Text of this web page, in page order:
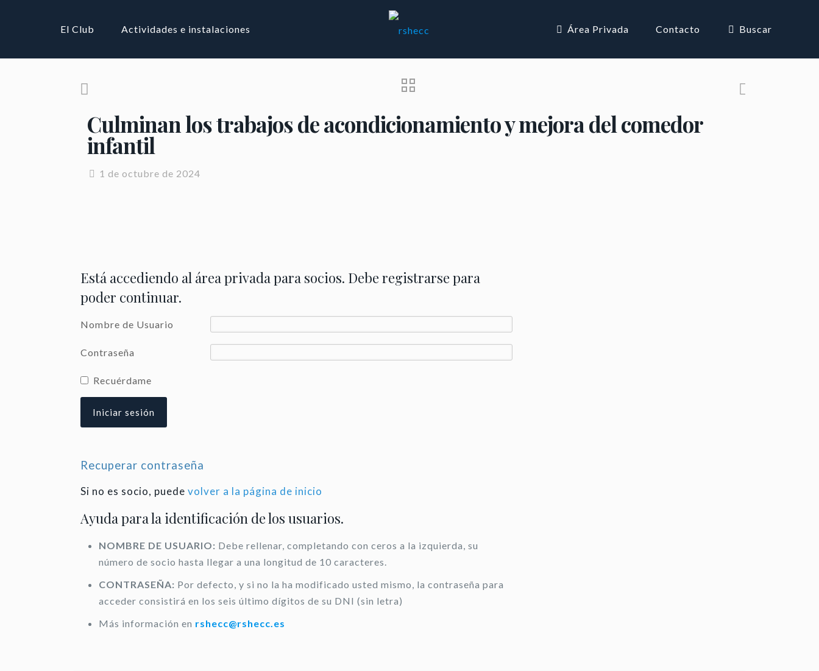
El Club Actividades e instalaciones Área Privada Contacto Buscar
Culminan los trabajos de acondicionamiento y mejora del comedor
infantil
1 de octubre de 2024
Está accediendo al área privada para socios. Debe registrarse para
poder continuar.
Nombre de Usuario
Contraseña
Recuérdame
Recuperar contraseña
Si no es socio, puedevolver a la página de inicio
Ayuda para la identificación de los usuarios.
NOMBRE DE USUARIO: Debe rellenar, completando con ceros a la izquierda, su
número de socio hasta llegar a una longitud de 10 caracteres.
CONTRASEÑA: Por defecto, y si no la ha modificado usted mismo, la contraseña para
acceder consistirá en los seis último dígitos de su DNI (sin letra)
Más información en rshecc@rshecc.es